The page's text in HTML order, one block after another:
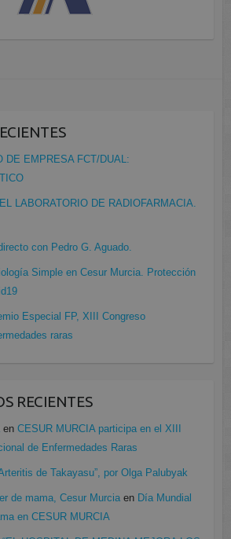
DE EMPRESA FCT/DUAL:
LABORATORIO DE RADIOFARMACIA.
con Pedro G. Aguado.
Simple en Cesur Murcia. Protección
Especial FP, XIII Congreso
raras
RECIENTES
en CESUR MURCIA participa en el XIII
de Enfermedades Raras
de Takayasu”, por Olga Palubyak
de mama, Cesur Murciaen Día Mundial
en CESUR MURCIA